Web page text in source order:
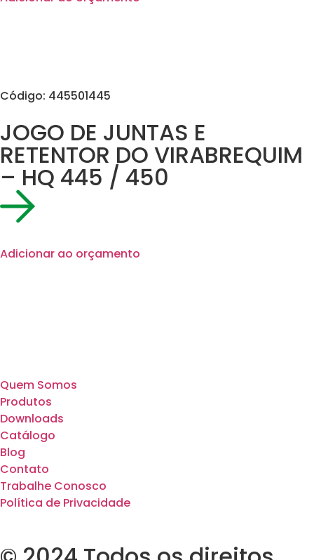
Código: 445501445
JOGO DE JUNTAS E
RETENTOR DO VIRABREQUIM
– HQ 445 / 450
Adicionar ao orçamento
Quem Somos
Produtos
Downloads
Catálogo
Blog
Contato
Trabalhe Conosco
Política de Privacidade